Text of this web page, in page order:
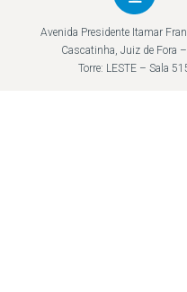
Avenida Presidente Itamar
Cascatinha, Juiz de Fora
Torre: LESTE – Sala